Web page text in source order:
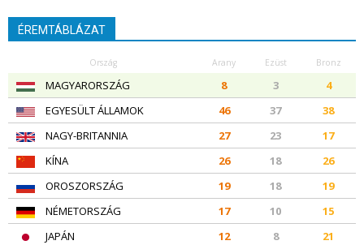
ÉREMTÁBLÁZAT
Ország Arany Ezüst Bronz
MAGYARORSZÁG 8 3
4
EGYESÜLT ÁLLAMOK
46 37
38
NAGY-BRITANNIA
27 23
17
KÍNA
26 18
26
OROSZORSZÁG
19 18
19
NÉMETORSZÁG
17 10
15
JAPÁN
12 8
21